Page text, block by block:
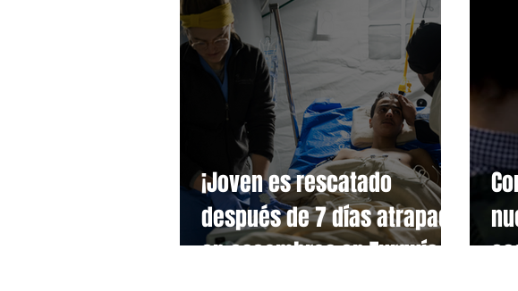
¡Joven es rescatado
después de 7 días atrapado
en escombros en Turquía